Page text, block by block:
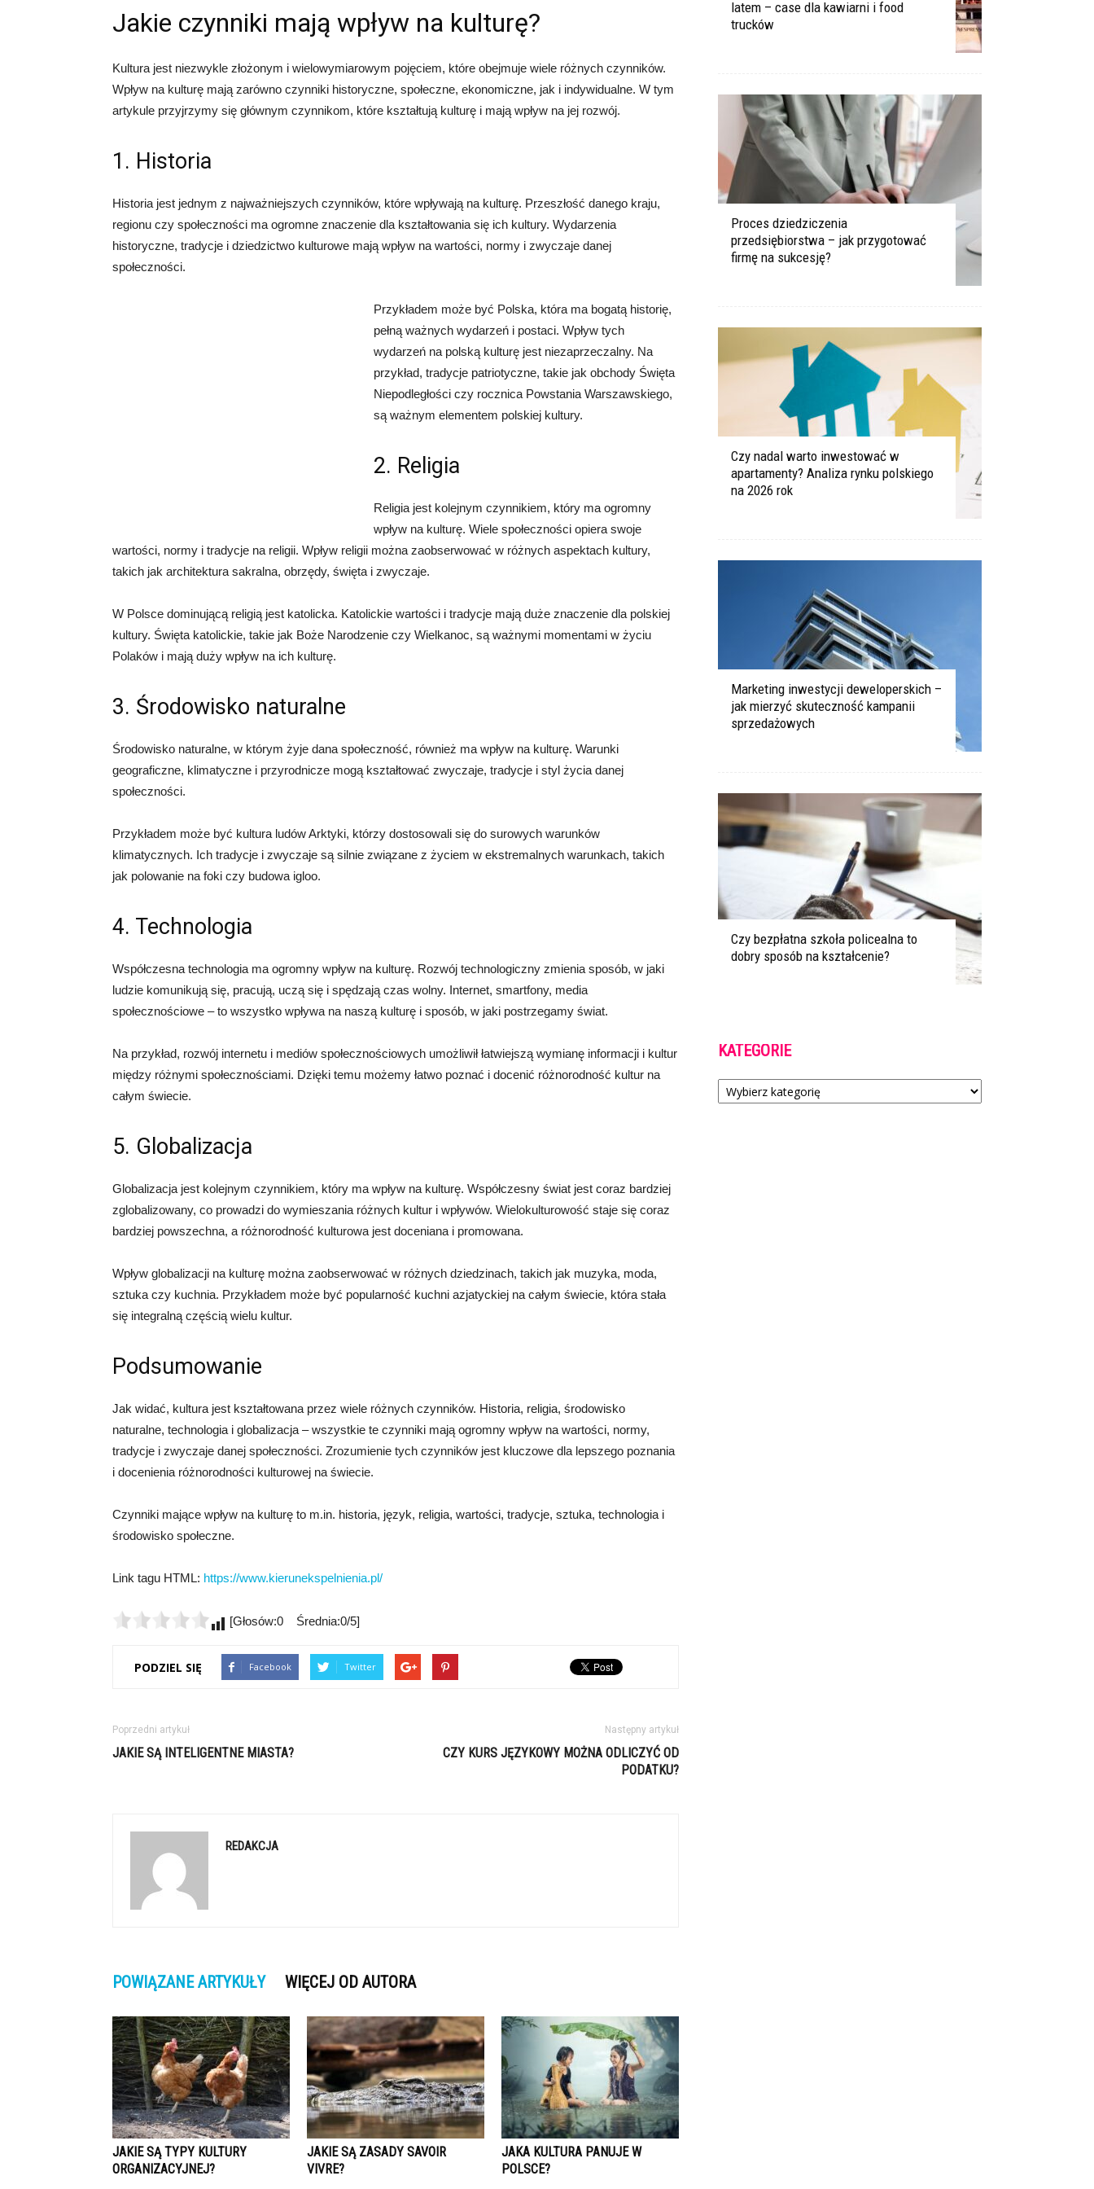
Jakie czynniki mają wpływ na kulturę?
Kultura jest niezwykle złożonym i wielowymiarowym pojęciem, które obejmuje wiele różnych czynników.
Wpływ na kulturę mają zarówno czynniki historyczne, społeczne, ekonomiczne, jak i indywidualne. W tym
artykule przyjrzymy się głównym czynnikom, które kształtują kulturę i mają wpływ na jej rozwój.
1. Historia
Historia jest jednym z najważniejszych czynników, które wpływają na kulturę. Przeszłość danego kraju,
regionu czy społeczności ma ogromne znaczenie dla kształtowania się ich kultury. Wydarzenia
historyczne, tradycje i dziedzictwo kulturowe mają wpływ na wartości, normy i zwyczaje danej
społeczności.
Przykładem może być Polska, która ma bogatą historię,
pełną ważnych wydarzeń i postaci. Wpływ tych
wydarzeń na polską kulturę jest niezaprzeczalny. Na
przykład, tradycje patriotyczne, takie jak obchody Święta
Niepodległości czy rocznica Powstania Warszawskiego,
są ważnym elementem polskiej kultury.
2. Religia
Religia jest kolejnym czynnikiem, który ma ogromny
wpływ na kulturę. Wiele społeczności opiera swoje
wartości, normy i tradycje na religii. Wpływ religii można zaobserwować w różnych aspektach kultury,
takich jak architektura sakralna, obrzędy, święta i zwyczaje.
W Polsce dominującą religią jest katolicka. Katolickie wartości i tradycje mają duże znaczenie dla polskiej
kultury. Święta katolickie, takie jak Boże Narodzenie czy Wielkanoc, są ważnymi momentami w życiu
Polaków i mają duży wpływ na ich kulturę.
3. Środowisko naturalne
Środowisko naturalne, w którym żyje dana społeczność, również ma wpływ na kulturę. Warunki
geograficzne, klimatyczne i przyrodnicze mogą kształtować zwyczaje, tradycje i styl życia danej
społeczności.
Przykładem może być kultura ludów Arktyki, którzy dostosowali się do surowych warunków
klimatycznych. Ich tradycje i zwyczaje są silnie związane z życiem w ekstremalnych warunkach, takich
jak polowanie na foki czy budowa igloo.
4. Technologia
Współczesna technologia ma ogromny wpływ na kulturę. Rozwój technologiczny zmienia sposób, w jaki
ludzie komunikują się, pracują, uczą się i spędzają czas wolny. Internet, smartfony, media
społecznościowe – to wszystko wpływa na naszą kulturę i sposób, w jaki postrzegamy świat.
Na przykład, rozwój internetu i mediów społecznościowych umożliwił łatwiejszą wymianę informacji i kultur
między różnymi społecznościami. Dzięki temu możemy łatwo poznać i docenić różnorodność kultur na
całym świecie.
5. Globalizacja
Globalizacja jest kolejnym czynnikiem, który ma wpływ na kulturę. Współczesny świat jest coraz bardziej
zglobalizowany, co prowadzi do wymieszania różnych kultur i wpływów. Wielokulturowość staje się coraz
bardziej powszechna, a różnorodność kulturowa jest doceniana i promowana.
Wpływ globalizacji na kulturę można zaobserwować w różnych dziedzinach, takich jak muzyka, moda,
sztuka czy kuchnia. Przykładem może być popularność kuchni azjatyckiej na całym świecie, która stała
się integralną częścią wielu kultur.
Podsumowanie
Jak widać, kultura jest kształtowana przez wiele różnych czynników. Historia, religia, środowisko
naturalne, technologia i globalizacja – wszystkie te czynniki mają ogromny wpływ na wartości, normy,
tradycje i zwyczaje danej społeczności. Zrozumienie tych czynników jest kluczowe dla lepszego poznania
i docenienia różnorodności kulturowej na świecie.
Czynniki mające wpływ na kulturę to m.in. historia, język, religia, wartości, tradycje, sztuka, technologia i
środowisko społeczne.
Link tagu HTML: https://www.kierunekspelnienia.pl/
[Głosów:0 Średnia:0/5]
PODZIEL SIĘ Facebook Twitter
Poprzedni artykuł
JAKIE SĄ INTELIGENTNE MIASTA?
Następny artykuł
CZY KURS JĘZYKOWY MOŻNA ODLICZYĆ OD
PODATKU?
REDAKCJA
POWIĄZANE ARTYKUŁY WIĘCEJ OD AUTORA
JAKIE SĄ TYPY KULTURY
ORGANIZACYJNEJ?
JAKIE SĄ ZASADY SAVOIR
VIVRE?
JAKA KULTURA PANUJE W
POLSCE?
latem – case dla kawiarni i food
trucków
Proces dziedziczenia
przedsiębiorstwa – jak przygotować
firmę na sukcesję?
Czy nadal warto inwestować w
apartamenty? Analiza rynku polskiego
na 2026 rok
Marketing inwestycji deweloperskich –
jak mierzyć skuteczność kampanii
sprzedażowych
Czy bezpłatna szkoła policealna to
dobry sposób na kształcenie?
KATEGORIE
Kategorie